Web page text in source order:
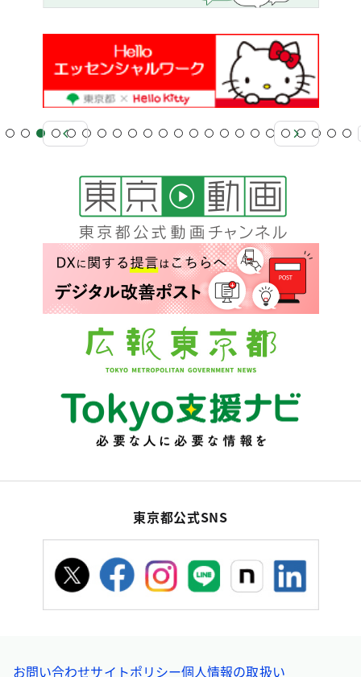
東京都公式SNS
お問い合わせサイトポリシー個人情報の取扱い